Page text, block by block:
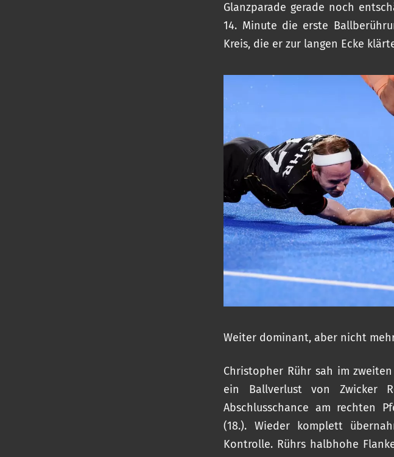
Glanzparade gerade noch
14. Minute die erste
Kreis, die er zur langen Ecke
Weiter dominant, aber nicht
Christopher Rühr sah im
ein Ballverlust von Zwicker
Abschlusschance am rechten
(18.). Wieder komplett
Kontrolle. Rührs halbhohe